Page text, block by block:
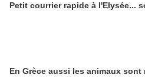
Petit courrier rapide à l'Elysée...
En Grèce aussi les animaux sont